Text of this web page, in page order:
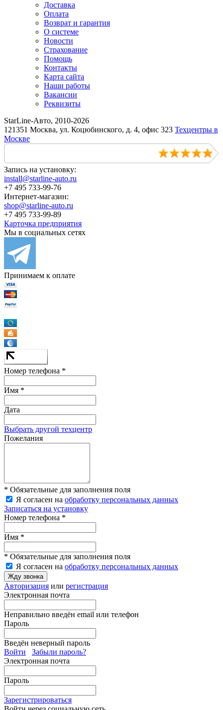
Доставка
Оплата
Возврат и гарантия
О системе
Новости
Страхование
Помощь
Контакты
Карта сайта
Наши работы
Вакансии
Реквизиты
StarLine-Авто, 2010-2026
121351 Москва, ул. Коцюбинского, д. 4, офис 323 Техцентры в
Москве
Запись на установку:
install@starline-auto.ru
+7 495 733-99-76
Интернет-магазин:
shop@starline-auto.ru
+7 495 733-99-89
Карточка предприятия
Мы в социальных сетях
Принимаем к оплате
Номер телефона *
Имя *
Дата
Выбрать другой техцентр
Пожелания
* Обязательные для заполнения поля
Я согласен на обработку персональных данных
Записаться на установку
Номер телефона *
Имя *
* Обязательные для заполнения поля
Я согласен на обработку персональных данных
Жду звонка
Авторизация или регистрация
Электронная почта
Неправильно введён email или телефон
Пароль
Введён неверный пароль
Войти
Забыли пароль?
Электронная почта
Пароль
Зарегистрироваться